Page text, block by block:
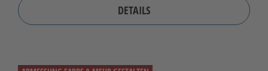
DETAILS